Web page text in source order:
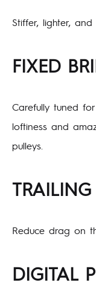
Stiffer, lighter, and
FIXED
Carefully tuned
loftiness and
pulleys.
TRAILING
Reduce drag on
DIGITAL